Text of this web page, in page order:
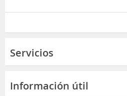
Servicios
Información útil